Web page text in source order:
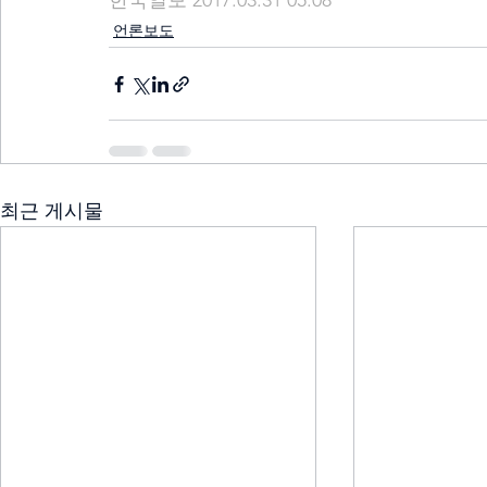
언론보도
최근 게시물